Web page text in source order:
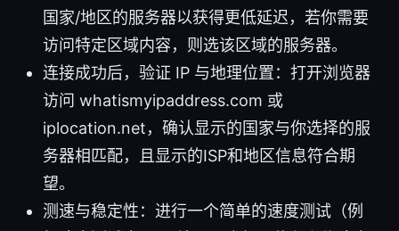
国家/地区的服务器以获得更低延迟，若你需要
访问特定区域内容，则选该区域的服务器。
连接成功后，验证 IP 与地理位置：打开浏览器
访问 whatismyipaddress.com 或
iplocation.net，确认显示的国家与你选择的服
务器相匹配，且显示的ISP和地区信息符合期
望。
测速与稳定性：进行一个简单的速度测试（例